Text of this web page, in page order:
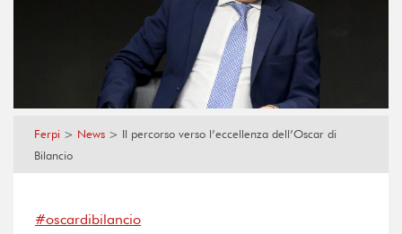
Ferpi > News > Il percorso verso l’eccellenza dell’Oscar di
Bilancio
#oscardibilancio